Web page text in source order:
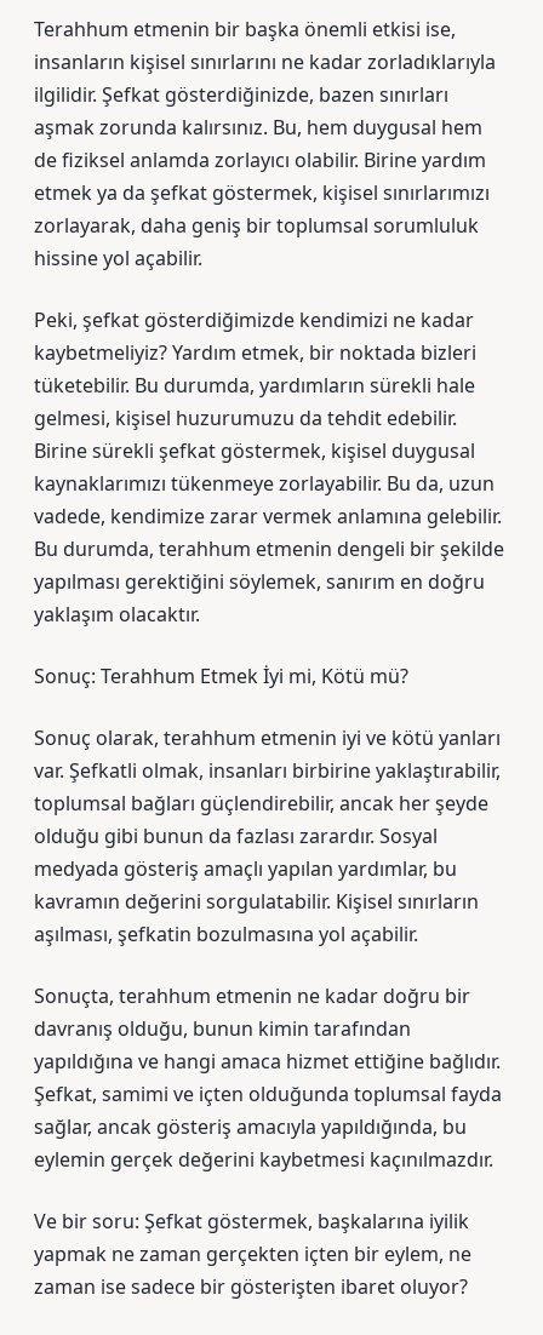
Terahhum etmenin bir başka önemli etkisi ise,
insanların kişisel sınırlarını ne kadar zorladıklarıyla
ilgilidir. Şefkat gösterdiğinizde, bazen sınırları
aşmak zorunda kalırsınız. Bu, hem duygusal hem
de fiziksel anlamda zorlayıcı olabilir. Birine yardım
etmek ya da şefkat göstermek, kişisel sınırlarımızı
zorlayarak, daha geniş bir toplumsal sorumluluk
hissine yol açabilir.
Peki, şefkat gösterdiğimizde kendimizi ne kadar
kaybetmeliyiz? Yardım etmek, bir noktada bizleri
tüketebilir. Bu durumda, yardımların sürekli hale
gelmesi, kişisel huzurumuzu da tehdit edebilir.
Birine sürekli şefkat göstermek, kişisel duygusal
kaynaklarımızı tükenmeye zorlayabilir. Bu da, uzun
vadede, kendimize zarar vermek anlamına gelebilir.
Bu durumda, terahhum etmenin dengeli bir şekilde
yapılması gerektiğini söylemek, sanırım en doğru
yaklaşım olacaktır.
Sonuç: Terahhum Etmek İyi mi, Kötü mü?
Sonuç olarak, terahhum etmenin iyi ve kötü yanları
var. Şefkatli olmak, insanları birbirine yaklaştırabilir,
toplumsal bağları güçlendirebilir, ancak her şeyde
olduğu gibi bunun da fazlası zarardır. Sosyal
medyada gösteriş amaçlı yapılan yardımlar, bu
kavramın değerini sorgulatabilir. Kişisel sınırların
aşılması, şefkatin bozulmasına yol açabilir.
Sonuçta, terahhum etmenin ne kadar doğru bir
davranış olduğu, bunun kimin tarafından
yapıldığına ve hangi amaca hizmet ettiğine bağlıdır.
Şefkat, samimi ve içten olduğunda toplumsal fayda
sağlar, ancak gösteriş amacıyla yapıldığında, bu
eylemin gerçek değerini kaybetmesi kaçınılmazdır.
Ve bir soru: Şefkat göstermek, başkalarına iyilik
yapmak ne zaman gerçekten içten bir eylem, ne
zaman ise sadece bir gösterişten ibaret oluyor?